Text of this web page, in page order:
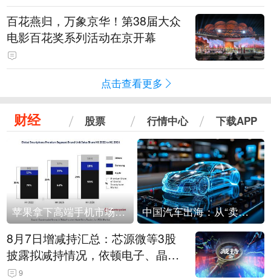
百花燕归，万象京华！第38届大众
电影百花奖系列活动在京开幕
点击查看更多
财经 股票 行情中心 下载APP
苹果拿下高端手机市场65%的份额：iPhone 17系列功不可没 中国汽车出海：从“卖出去”到“走进去”
8月7日增减持汇总：芯源微等3股
披露拟减持情况，依顿电子、晶华
微拟增持（表）
9